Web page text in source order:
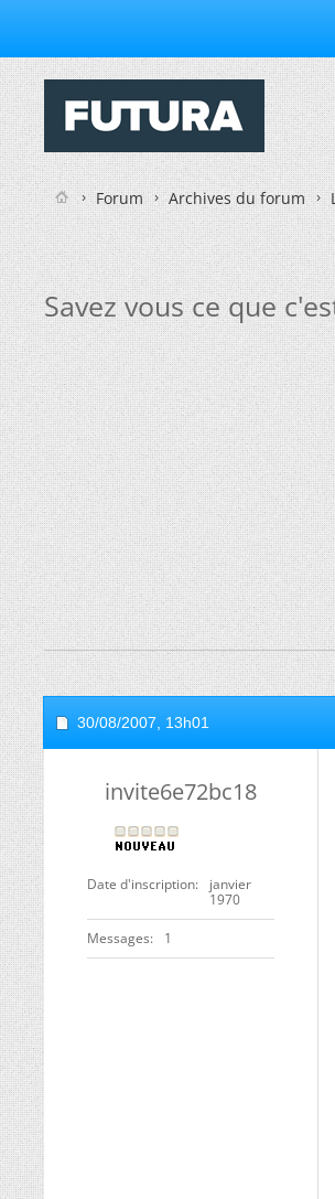
Forum Archives du forum
Savez vous ce que
30/08/2007, 13h01
invite6e72bc18
Date d'inscription
janvier
1970
Messages 1